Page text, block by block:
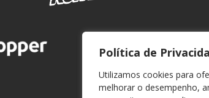
Política de
Utilizamos cookies para
melhorar o desempenho,